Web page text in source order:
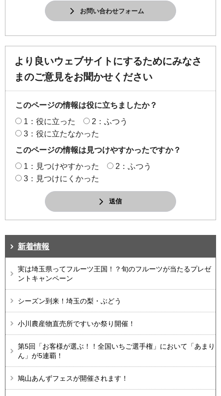
お問い合わせフォーム
より良いウェブサイトにするためにみなさ
まのご意見をお聞かせください
このページの情報は役に立ちましたか？
1：役に立った
2：ふつう
3：役に立たなかった
このページの情報は見つけやすかったですか？
1：見つけやすかった
2：ふつう
3：見つけにくかった
送信
新着情報
実は埼玉県ってフルーツ王国！？旬のフルーツが当たるプレゼ
ントキャンペーン
シーズン到来！埼玉の梨・ぶどう
小川農産物直売所ですいか祭り開催！
第5回「お客様が選ぶ！！全国いちご選手権」において「あまり
ん」が5連覇！
鳩山あんずフェスが開催されます！